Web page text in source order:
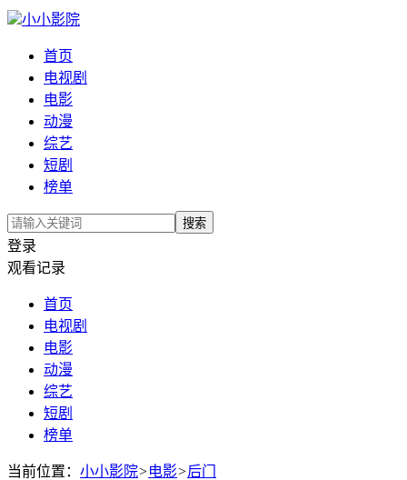
小小影院
首页
电视剧
电影
动漫
综艺
短剧
榜单
搜索
登录
观看记录
首页
电视剧
电影
动漫
综艺
短剧
榜单
当前位置： 小小影院>电影>后门